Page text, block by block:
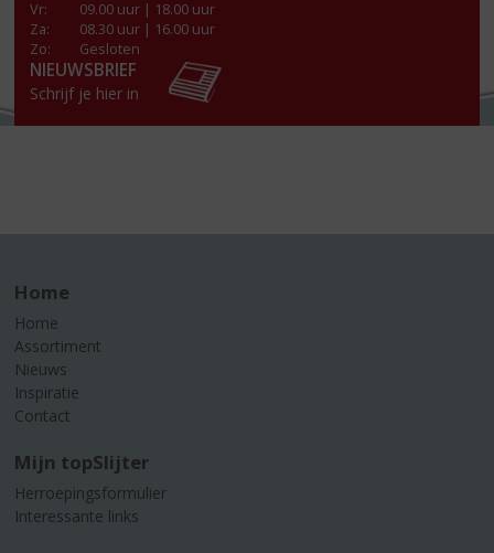
Vr:
09.00 uur | 18.00 uur
Za:
08.30 uur | 16.00 uur
Zo:
Gesloten
NIEUWSBRIEF
Schrijf je hier in
Home
Home
Assortiment
Nieuws
Inspiratie
Contact
Mijn topSlijter
Herroepingsformulier
Interessante links